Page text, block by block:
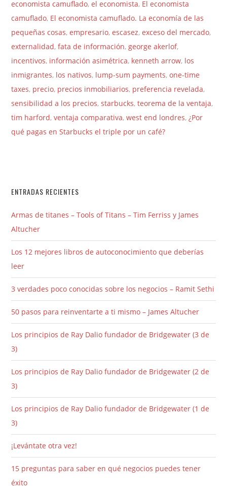
economista camuflado,el economista, El economista
camuflado, El economista camuflado. La economía de las
pequeñas cosas,empresario,escasez,exceso del mercado,
externalidad,fata de información,george akerlof,
incentivos, información asimétrica, kenneth arrow, los
inmigrantes, los nativos, lump-sum payments,one-time
taxes, precio, precios inmobiliarios, preferencia revelada,
sensibilidad a los precios,starbucks,teorema de la ventaja,
tim harford,ventaja comparativa,west end londres,¿Por
qué pagas en Starbucks el triple por un café?
ENTRADAS RECIENTES
Armas de titanes – Tools of Titans – Tim Ferriss y James
Altucher
Los 12 mejores libros de autoconocimiento que deberías
leer
3 verdades poco conocidas sobre los negocios – Ramit Sethi
50 pasos para reinventarte a ti mismo – James Altucher
Los principios de Ray Dalio fundador de Bridgewater (3 de
3)
Los principios de Ray Dalio fundador de Bridgewater (2 de
3)
Los principios de Ray Dalio fundador de Bridgewater (1 de
3)
¡Levántate otra vez!
15 preguntas para saber en qué negocios puedes tener
éxito